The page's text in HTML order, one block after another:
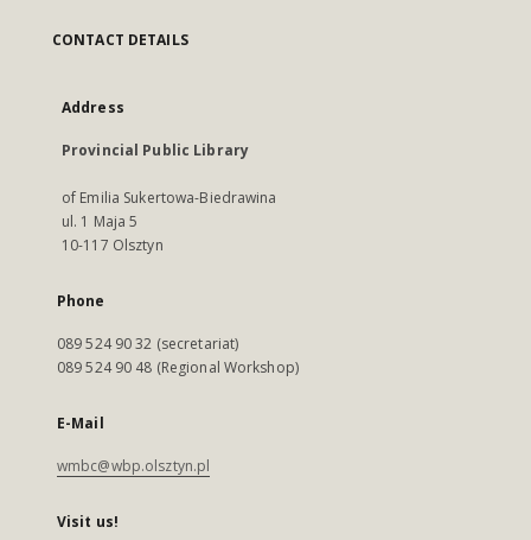
CONTACT DETAILS
Address
Provincial Public Library
of Emilia Sukertowa-Biedrawina
ul. 1 Maja 5
10-117 Olsztyn
Phone
089 524 90 32 (secretariat)
089 524 90 48 (Regional Workshop)
E-Mail
wmbc@wbp.olsztyn.pl
Visit us!